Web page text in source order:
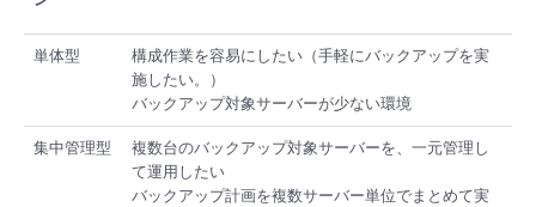
管理機能
すべてのメニューを見る
サポート
管理機能
モニタリング/監査
■ セットアップガイド
- 新規お申し込み方法
- 初期設定・確認
- データと分析
- IoT
故障/メンテナンス履歴
メンテナンス予定
パートナー
販売パートナー向けプログラム
トレーニング/操作動画
単体型
構成作業を容易にしたい（手軽にバックアップを実
施したい。）
バックアップ対象サーバーが少ない環境
集中管理型
複数台のバックアップ対象サーバーを、一元管理し
て運用したい
バックアップ計画を複数サーバー単位でまとめて実